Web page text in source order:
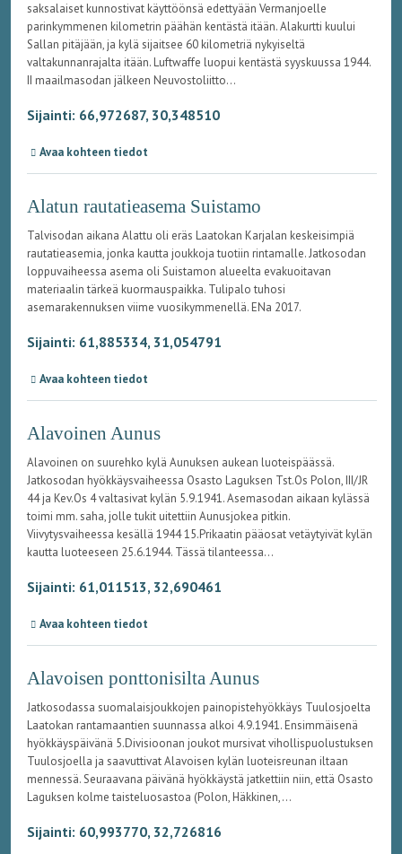
saksalaiset kunnostivat käyttöönsä edettyään Vermanjoelle
parinkymmenen kilometrin päähän kentästä itään. Alakurtti kuului
Sallan pitäjään, ja kylä sijaitsee 60 kilometriä nykyiseltä
valtakunnanrajalta itään. Luftwaffe luopui kentästä syyskuussa 1944.
II maailmasodan jälkeen Neuvostoliitto...
Sijainti: 66,972687, 30,348510
Avaa kohteen tiedot
Alatun rautatieasema Suistamo
Talvisodan aikana Alattu oli eräs Laatokan Karjalan keskeisimpiä
rautatieasemia, jonka kautta joukkoja tuotiin rintamalle. Jatkosodan
loppuvaiheessa asema oli Suistamon alueelta evakuoitavan
materiaalin tärkeä kuormauspaikka. Tulipalo tuhosi
asemarakennuksen viime vuosikymmenellä. ENa 2017.
Sijainti: 61,885334, 31,054791
Avaa kohteen tiedot
Alavoinen Aunus
Alavoinen on suurehko kylä Aunuksen aukean luoteispäässä.
Jatkosodan hyökkäysvaiheessa Osasto Laguksen Tst.Os Polon, III/JR
44 ja Kev.Os 4 valtasivat kylän 5.9.1941. Asemasodan aikaan kylässä
toimi mm. saha, jolle tukit uitettiin Aunusjokea pitkin.
Viivytysvaiheessa kesällä 1944 15.Prikaatin pääosat vetäytyivät kylän
kautta luoteeseen 25.6.1944. Tässä tilanteessa...
Sijainti: 61,011513, 32,690461
Avaa kohteen tiedot
Alavoisen ponttonisilta Aunus
Jatkosodassa suomalaisjoukkojen painopistehyökkäys Tuulosjoelta
Laatokan rantamaantien suunnassa alkoi 4.9.1941. Ensimmäisenä
hyökkäyspäivänä 5.Divisioonan joukot mursivat vihollispuolustuksen
Tuulosjoella ja saavuttivat Alavoisen kylän luoteisreunan iltaan
mennessä. Seuraavana päivänä hyökkäystä jatkettiin niin, että Osasto
Laguksen kolme taisteluosastoa (Polon, Häkkinen,...
Sijainti: 60,993770, 32,726816